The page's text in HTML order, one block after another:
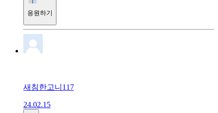
응원하기
새침한고니117
24.02.15